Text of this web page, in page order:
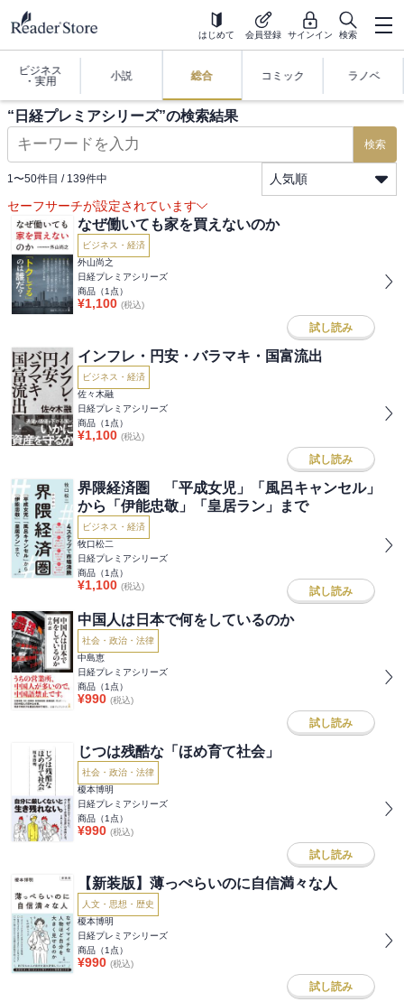
はじめて 会員登録 サインイン 検索
ビジネス
・実用
小説 総合 コミック ラノベ
“ 日経プレミアシリーズ”の検索結果
検索
1〜50件目 / 139件中
人気順
セーフサーチが設定されています
なぜ働いても家を買えないのか
ビジネス・経済
外山尚之
日経プレミアシリーズ
商品（1 点）
¥1,100 (税込)
試し読み
インフレ・円安・バラマキ・国富流出
ビジネス・経済
佐々木融
日経プレミアシリーズ
商品（1 点）
¥1,100 (税込)
試し読み
界隈経済圏 「平成女児」「風呂キャンセル」
から「伊能忠敬」「皇居ラン」まで
ビジネス・経済
牧口松二
日経プレミアシリーズ
商品（1 点）
¥1,100 (税込) 試し読み
中国人は日本で何をしているのか
社会・政治・法律
中島恵
日経プレミアシリーズ
商品（1 点）
¥990 (税込)
試し読み
じつは残酷な「ほめ育て社会」
社会・政治・法律
榎本博明
日経プレミアシリーズ
商品（1 点）
¥990 (税込)
試し読み
【新装版】薄っぺらいのに自信満々な人
人文・思想・歴史
榎本博明
日経プレミアシリーズ
商品（1 点）
¥990 (税込)
試し読み